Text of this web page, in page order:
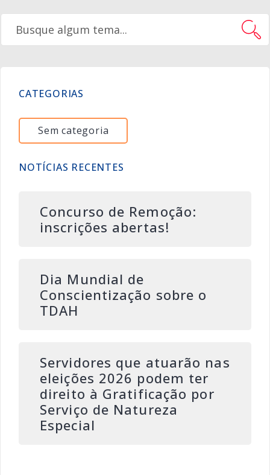
CATEGORIAS
Sem categoria
NOTÍCIAS RECENTES
Concurso de Remoção:
inscrições abertas!
Dia Mundial de
Conscientização sobre o
TDAH
Servidores que atuarão nas
eleições 2026 podem ter
direito à Gratificação por
Serviço de Natureza
Especial